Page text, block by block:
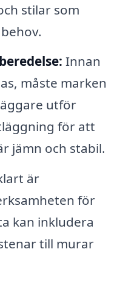
stilar som
Innan
måste marken
utför
för att
jämn och stabil.
är
för
kan inkludera
till murar